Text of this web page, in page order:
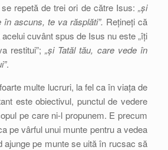
repetă de trei ori de către Isus: „și
în ascuns, te va răsplăti”. Rețineți că
cuvânt spus de Isus nu este „îți
restitui”; „și Tatăl tău, care vede în
.
multe lucruri, la fel ca în viața de
este obiectivul, punctul de vedere
pe care ni-l propunem. E precum
pe vârful unui munte pentru a vedea
ajunge pe munte se uită în rucsac să